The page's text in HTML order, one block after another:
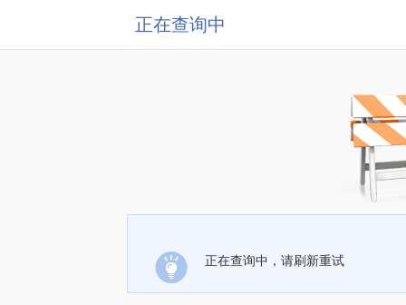
正在查询中
正在查询中，请刷新重试